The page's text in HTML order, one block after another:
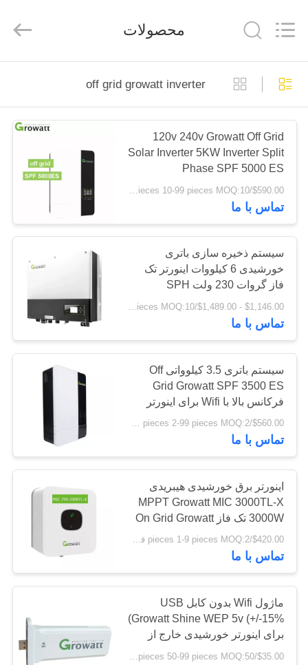
خانه
محصولات
فیلم
های
دربارهی
کارخانه
تور
کنترل
کیفیت
درخواست
نقل
قول
نقشه
سایت
PRIVACY
POLICY
CO.,
LTD.
Reserved.
محصولات
off grid growatt inverter
120v 240v Growatt Off Grid
Solar Inverter 5KW Inverter Split
Phase SPF 5000 ES
تماس با ما
سیستم ذخیره سازی باتری
خورشیدی 6 کیلووات اینورتر تک
فاز گروات 230 ولت SPH
6000TL BL-UP
$1,146.00 - $1,489.00/pieces MOQ:10 عدد
تماس با ما
سیستم باتری 3.5 کیلوواتی Off
Grid Growatt SPF 3500 ES
فرکانس بالا با Wifi برای اینورتر
خورشیدی
$560.00/pieces 2-99 pieces MOQ:2 قطعه
تماس با ما
اینورتر برق خورشیدی هیبریدی
MPPT Growatt MIC 3000TL-X
3000W تک فاز On Grid Growatt
اینورتر 3kw
$420.00/pieces 1-9 pieces MOQ:2 قطعه
تماس با ما
ماژول Wifi بدون کابل USB
Growatt Shine WEP 5v (+/-15%)
برای اینورتر خورشیدی خارج از
شبکه